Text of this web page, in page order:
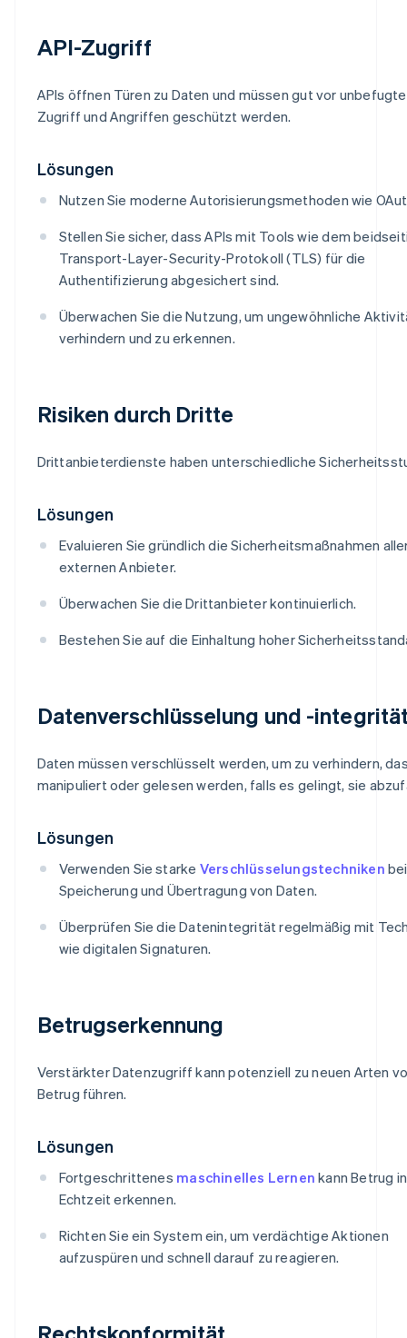
API-Zugriff
APIs öffnen Türen zu Daten und müssen gut vor
Zugriff und Angriffen geschützt werden.
Lösungen
Nutzen Sie moderne Autorisierungsmethoden wie
Stellen Sie sicher, dass APIs mit Tools wie dem
Transport-Layer-Security-Protokoll (TLS) für die
Authentifizierung abgesichert sind.
Überwachen Sie die Nutzung, um ungewöhnliche
verhindern und zu erkennen.
Risiken durch Dritte
Drittanbieterdienste haben unterschiedliche
Lösungen
Evaluieren Sie gründlich die Sicherheitsmaßnahmen
externen Anbieter.
Überwachen Sie die Drittanbieter kontinuierlich.
Bestehen Sie auf die Einhaltung hoher
Datenverschlüsselung und -
Daten müssen verschlüsselt werden, um zu verhindern,
manipuliert oder gelesen werden, falls es gelingt, sie
Lösungen
Verwenden Sie starke Verschlüsselungstechniken
Speicherung und Übertragung von Daten.
Überprüfen Sie die Datenintegrität regelmäßig mit
wie digitalen Signaturen.
Betrugserkennung
Verstärkter Datenzugriff kann potenziell zu neuen Arten
Betrug führen.
Lösungen
Fortgeschrittenes maschinelles Lernen kann Betrug in
Echtzeit erkennen.
Richten Sie ein System ein, um verdächtige Aktionen
aufzuspüren und schnell darauf zu reagieren.